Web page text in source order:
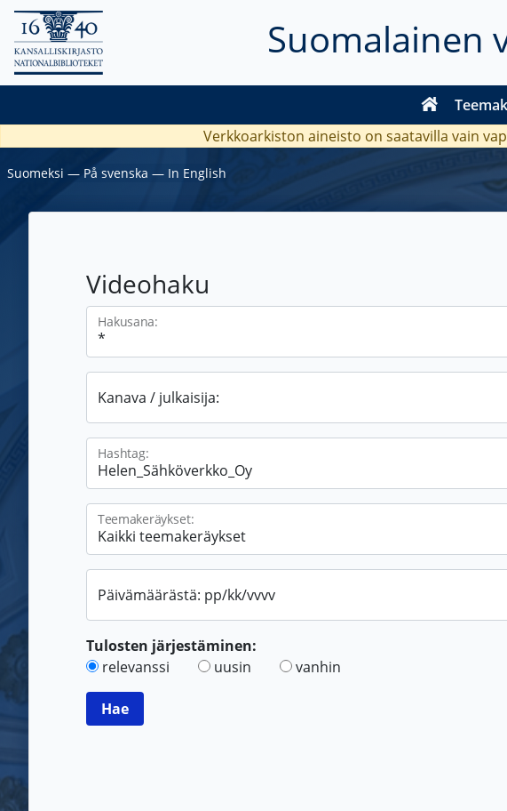
Suomalainen
Verkkoarkiston aineisto on saatavilla vain
Suomeksi ― På svenska ― In English
Videohaku
Hakusana:
Kanava / julkaisija:
Hashtag:
Teemakeräykset:
Päivämäärästä: pp/kk/vvvv
Tulosten järjestäminen:
relevanssi
uusin vanhin